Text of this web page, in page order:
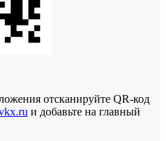
отсканируйте QR-код
и добавьте на главный